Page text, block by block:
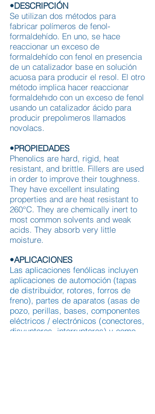
•DESCRIPCIÓN
Se utilizan dos métodos para
fabricar polímeros de fenol-
formaldehído. En uno, se hace
reaccionar un exceso de
formaldehído con fenol en presencia
de un catalizador base en solución
acuosa para producir el resol. El otro
método implica hacer reaccionar
formaldehıdo con un exceso de fenol
usando un catalizador ácido para
producir prepolımeros llamados
novolacs.
•PROPIEDADES
Phenolics are hard, rigid, heat
resistant, and brittle. Fillers are used
in order to improve their toughness.
They have excellent insulating
properties and are heat resistant to
260°C. They are chemically inert to
most common solvents and weak
acids. They absorb very little
moisture.
•APLICACIONES
Las aplicaciones fenólicas incluyen
aplicaciones de automoción (tapas
de distribuidor, rotores, forros de
freno), partes de aparatos (asas de
pozo, perillas, bases, componentes
eléctricos / electrónicos (conectores,
disyuntores, interruptores) y como